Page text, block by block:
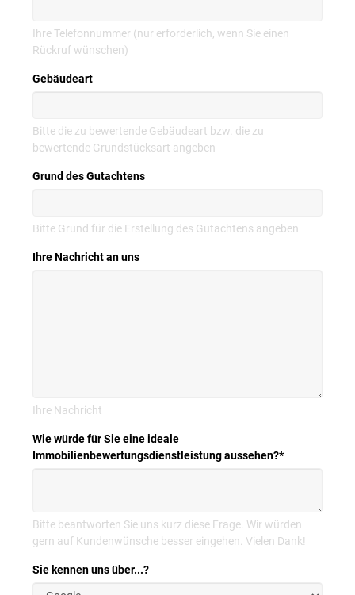
Ihre Telefonnummer (nur erforderlich, wenn Sie einen
Rückruf wünschen)
Gebäudeart
Bitte die zu bewertende Gebäudeart bzw. die zu
bewertende Grundstücksart angeben
Grund des Gutachtens
Bitte Grund für die Erstellung des Gutachtens angeben
Ihre Nachricht an uns
Ihre Nachricht
Wie würde für Sie eine ideale
Immobilienbewertungsdienstleistung aussehen?*
Bitte beantworten Sie uns kurz diese Frage. Wir würden
gern auf Kundenwünsche besser eingehen. Vielen Dank!
Sie kennen uns über...?